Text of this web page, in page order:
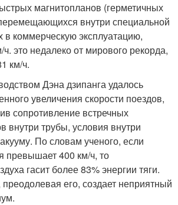
магнитопланов (герметичных
внутри специальной
коммерческую эксплуатацию,
это недалеко от мирового рекорда,
км/ч.
Дэна дзипанга удалось
увеличения скорости поездов,
сопротивление встречных
внутри трубы, условия внутри
По словам ученого, если
превышает 400 км/ч, то
гасит более 83% энергии тяги.
его, создает неприятный